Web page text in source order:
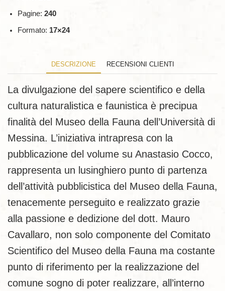
Pagine: 240
Formato: 17×24
DESCRIZIONE RECENSIONI CLIENTI
La divulgazione del sapere scientifico e della
cultura naturalistica e faunistica è precipua
finalità del Museo della Fauna dell’Università di
Messina. L’iniziativa intrapresa con la
pubblicazione del volume su Anastasio Cocco,
rappresenta un lusinghiero punto di partenza
dell’attività pubblicistica del Museo della Fauna,
tenacemente perseguito e realizzato grazie
alla passione e dedizione del dott. Mauro
Cavallaro, non solo componente del Comitato
Scientifico del Museo della Fauna ma costante
punto di riferimento per la realizzazione del
comune sogno di poter realizzare, all’interno